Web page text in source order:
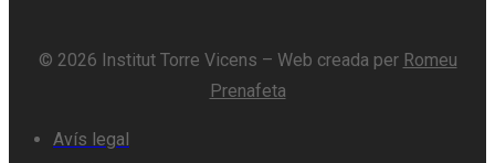
© 2026 Institut Torre Vicens – Web creada per Romeu
Prenafeta
Avís legal